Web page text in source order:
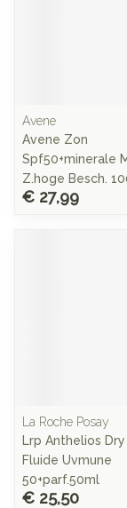
Avene
Avene Zon
Spf50+minerale
Z.hoge Besch.
€ 27,99
La Roche Posay
Lrp Anthelios
Fluide Uvmune
50+parf.50ml
€ 25,50